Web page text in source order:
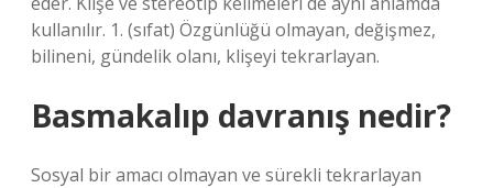
kullanılır. 1. (sıfat) Özgünlüğü olmayan, değişmez,
bilineni, gündelik olanı, klişeyi tekrarlayan.
Basmakalıp davranış nedir?
Sosyal bir amacı olmayan ve sürekli tekrarlayan